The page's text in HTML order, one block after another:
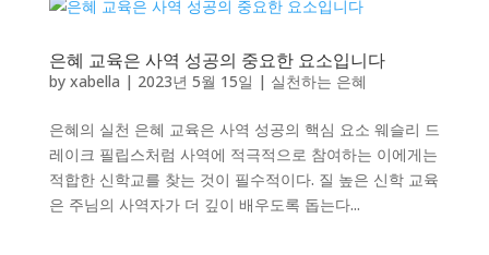
은혜 교육은 사역 성공의 중요한 요소입니다
by xabella | 2023년 5월 15일 | 실천하는 은혜
은혜의 실천 은혜 교육은 사역 성공의 핵심 요소 웨슬리 드
레이크 필립스처럼 사역에 적극적으로 참여하는 이에게는
적합한 신학교를 찾는 것이 필수적이다. 질 높은 신학 교육
은 주님의 사역자가 더 깊이 배우도록 돕는다...